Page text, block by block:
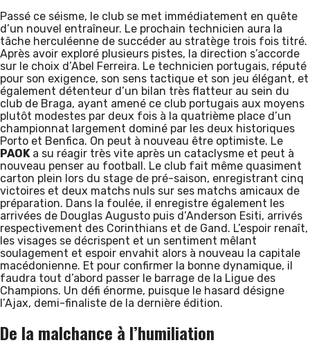
Passé ce séisme, le club se met immédiatement en quête
d’un nouvel entraîneur. Le prochain technicien aura la
tâche herculéenne de succéder au stratège trois fois titré.
Après avoir exploré plusieurs pistes, la direction s’accorde
sur le choix d’Abel Ferreira. Le technicien portugais, réputé
pour son exigence, son sens tactique et son jeu élégant, et
également détenteur d’un bilan très flatteur au sein du
club de Braga, ayant amené ce club portugais aux moyens
plutôt modestes par deux fois à la quatrième place d’un
championnat largement dominé par les deux historiques
Porto et Benfica. On peut à nouveau être optimiste. Le
PAOK a su réagir très vite après un cataclysme et peut à
nouveau penser au football. Le club fait même quasiment
carton plein lors du stage de pré-saison, enregistrant cinq
victoires et deux matchs nuls sur ses matchs amicaux de
préparation. Dans la foulée, il enregistre également les
arrivées de Douglas Augusto puis d’Anderson Esiti, arrivés
respectivement des Corinthians et de Gand. L’espoir renaît,
les visages se décrispent et un sentiment mêlant
soulagement et espoir envahit alors à nouveau la capitale
macédonienne. Et pour confirmer la bonne dynamique, il
faudra tout d’abord passer le barrage de la Ligue des
Champions. Un défi énorme, puisque le hasard désigne
l’Ajax, demi-finaliste de la dernière édition.
De la malchance à l’humiliation